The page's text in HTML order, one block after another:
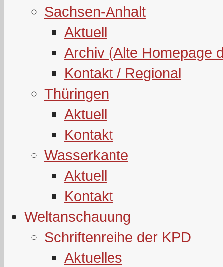
Sachsen-Anhalt
Aktuell
Archiv (Alte Homepage
Kontakt / Regional
Thüringen
Aktuell
Kontakt
Wasserkante
Aktuell
Kontakt
Weltanschauung
Schriftenreihe der KPD
Aktuelles